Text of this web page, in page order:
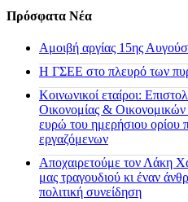
Πρόσφατα Νέα
Αμοιβή αργίας 15ης
H ΓΣΕΕ στο πλευρό των
Κοινωνικοί εταίροι:
Οικονομίας &
ευρώ του ημερήσιου ορίου
εργαζόμενων
Αποχαιρετούμε τον Λάκη
μας τραγουδιού κι έναν
πολιτική συνείδηση